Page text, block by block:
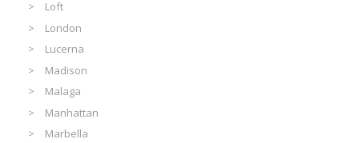
Loft
London
Lucerna
Madison
Malaga
Manhattan
Marbella